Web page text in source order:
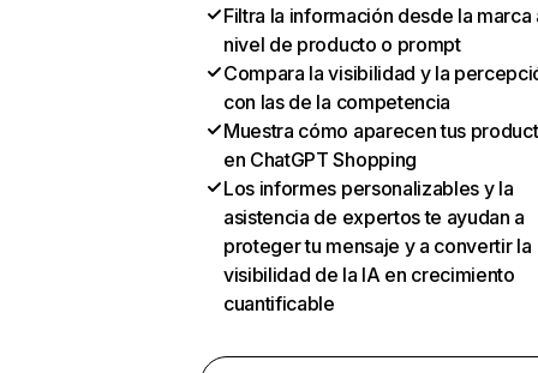
Filtra la información desde la marca
nivel de producto o prompt
Compara la visibilidad y la
con las de la competencia
Muestra cómo aparecen tus
en ChatGPT Shopping
Los informes personalizables y la
asistencia de expertos te ayudan a
proteger tu mensaje y a convertir la
visibilidad de la IA en crecimiento
cuantificable